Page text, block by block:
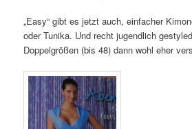
„Easy“ gibt es jetzt auch, einfacher
oder Tunika. Und recht jugendlich
Doppelgrößen (bis 48) dann wohl eher